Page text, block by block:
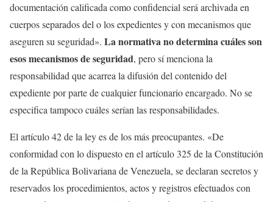
documentación calificada como confidencial será archivada en
cuerpos separados del o los expedientes y con mecanismos que
aseguren su seguridad». La normativa no determina cuáles son
esos mecanismos de seguridad, pero sí menciona la
responsabilidad que acarrea la difusión del contenido del
expediente por parte de cualquier funcionario encargado. No se
especifica tampoco cuáles serían las responsabilidades.
El artículo 42 de la ley es de los más preocupantes. «De
conformidad con lo dispuesto en el artículo 325 de la Constitución
de la República Bolivariana de Venezuela, se declaran secretos y
reservados los procedimientos, actos y registros efectuados con